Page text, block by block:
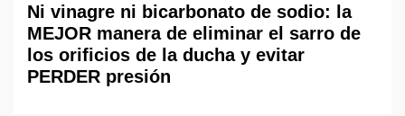
Ni vinagre ni bicarbonato de sodio: la
MEJOR manera de eliminar el sarro de
los orificios de la ducha y evitar
PERDER presión